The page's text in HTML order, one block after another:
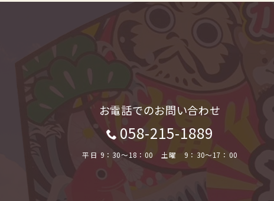
お電話でのお問い合わせ
058-215-1889
平日 9：30～18：00 土曜 9：30～17：00